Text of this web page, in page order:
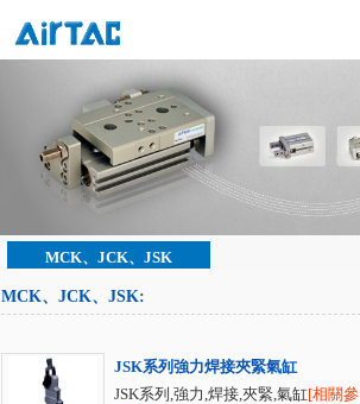
MCK、JCK、JSK
MCK、JCK、JSK:
JSK系列強力焊接夾緊氣缸
JSK系列,強力,焊接,夾緊,氣缸[相關參